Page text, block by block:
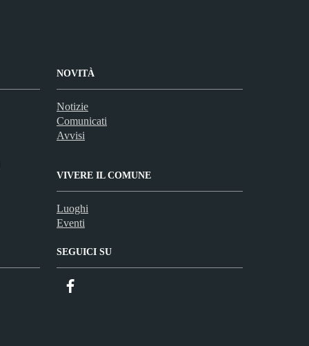
NOVITÀ
Notizie
Comunicati
Avvisi
VIVERE IL COMUNE
Luoghi
Eventi
SEGUICI SU